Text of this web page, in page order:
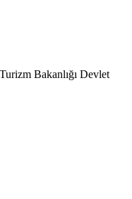
Bakanlığı Devlet